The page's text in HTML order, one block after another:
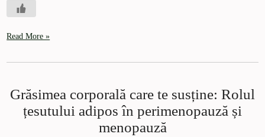
Read More »
Grăsimea corporală care te susține: Rolul
țesutului adipos în perimenopauză și
menopauză